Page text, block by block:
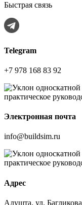
Быстрая связь
Telegram
+7 978 168 83 92
Электронная почта
info@buildsim.ru
Адрес
Алушта, ул. Багликова